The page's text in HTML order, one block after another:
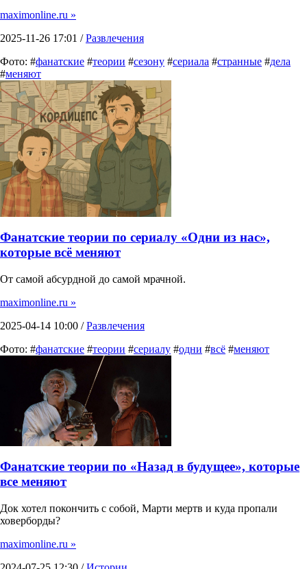
maximonline.ru »
2025-11-26 17:01 /Развлечения
Фото: #фанатские #теории #сезону #сериала #странные #дела
#меняют
Фанатские теории по сериалу «Одни из нас»,
которые всё меняют
От самой абсурдной до самой мрачной.
maximonline.ru »
2025-04-14 10:00 /Развлечения
Фото: #фанатские #теории #сериалу #одни #всё #меняют
Фанатские теории по «Назад в будущее», которые
все меняют
Док хотел покончить с собой, Марти мертв и куда пропали
ховерборды?
maximonline.ru »